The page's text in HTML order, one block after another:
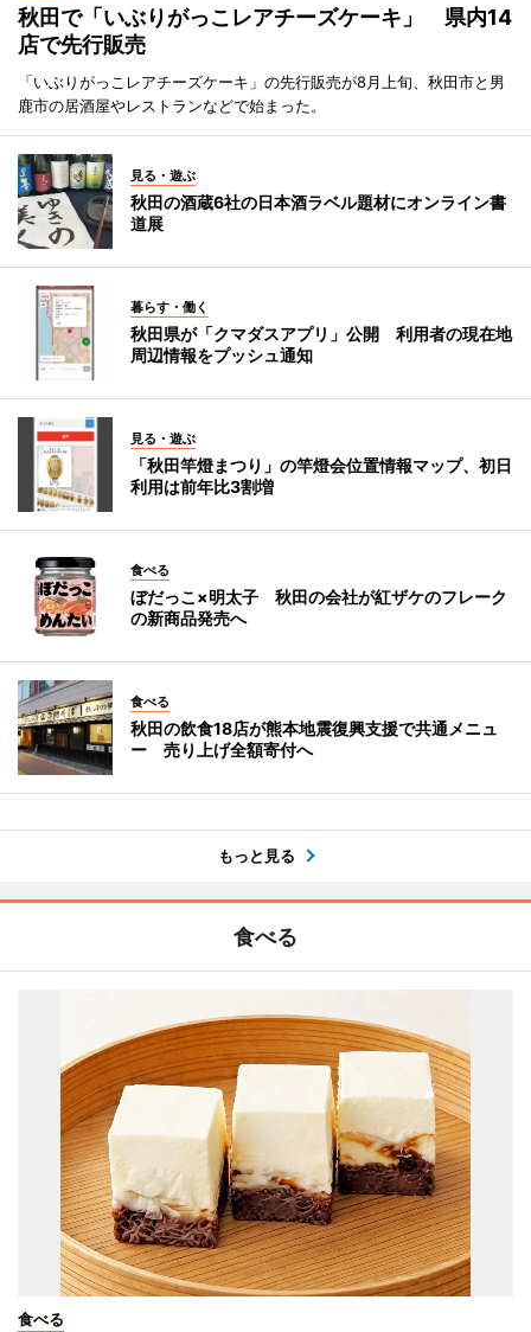
秋田で「いぶりがっこレアチーズケーキ」 県内14
店で先行販売
「いぶりがっこレアチーズケーキ」の先行販売が8月上旬、秋田市と男
鹿市の居酒屋やレストランなどで始まった。
見る・遊ぶ
秋田の酒蔵6社の日本酒ラベル題材にオンライン書
道展
暮らす・働く
秋田県が「クマダスアプリ」公開 利用者の現在地
周辺情報をプッシュ通知
見る・遊ぶ
「秋田竿燈まつり」の竿燈会位置情報マップ、初日
利用は前年比3割増
食べる
ぼだっこ×明太子 秋田の会社が紅ザケのフレーク
の新商品発売へ
食べる
秋田の飲食18店が熊本地震復興支援で共通メニュ
ー 売り上げ全額寄付へ
もっと見る
食べる
食べる